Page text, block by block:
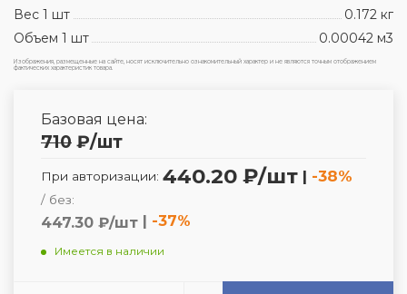
Вес 1 шт
0.172 кг
Объем 1 шт
0.00042 м3
Изображения, размещенные на сайте, носят исключительно ознакомительный характер и не являются точным отображением
фактических характеристик товара.
Базовая цена:
710 ₽/шт
При авторизации: 440.20 ₽/шт | -38%
/ без:
447.30 ₽/шт | -37%
Имеется в наличии